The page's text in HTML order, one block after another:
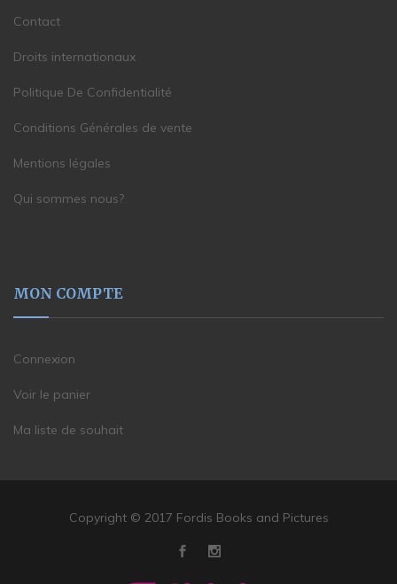
Contact
Droits internationaux
Politique De Confidentialité
Conditions Générales de vente
Mentions légales
Qui sommes nous?
MON COMPTE
Connexion
Voir le panier
Ma liste de souhait
Copyright © 2017 Fordis Books and Pictures